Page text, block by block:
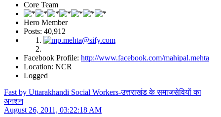
Core Team
Hero Member
Posts: 40,912
Facebook Profile: http://www.facebook.com/mahipal.mehta
Location: NCR
Logged
Fast by Uttarakhandi Social Workers-उत्तराखंड के समाजसेवियों का
अनशन
August 26, 2011, 03:22:18 AM